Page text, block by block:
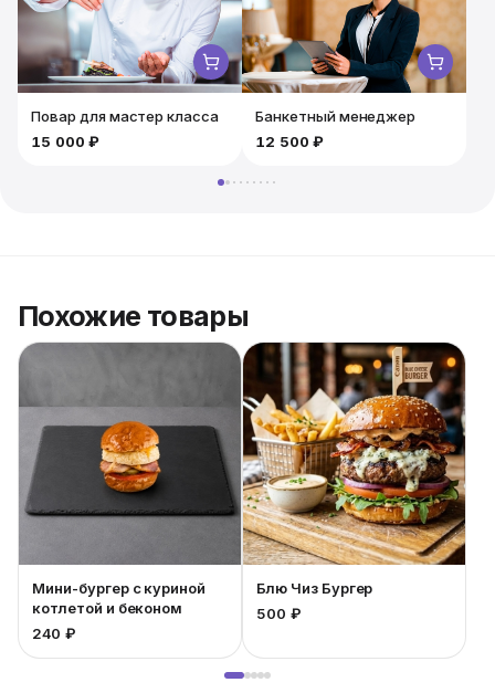
Заказывая нашу мобильную станцию под ключ, вы
получаете стильную подачу и безупречный сервис.
Повар для мастер класса
15 000 ₽
Банкетный менеджер
12 500 ₽
Похожие товары
Мини-бургер с куриной
котлетой и беконом
240 ₽
Блю Чиз Бургер
500 ₽